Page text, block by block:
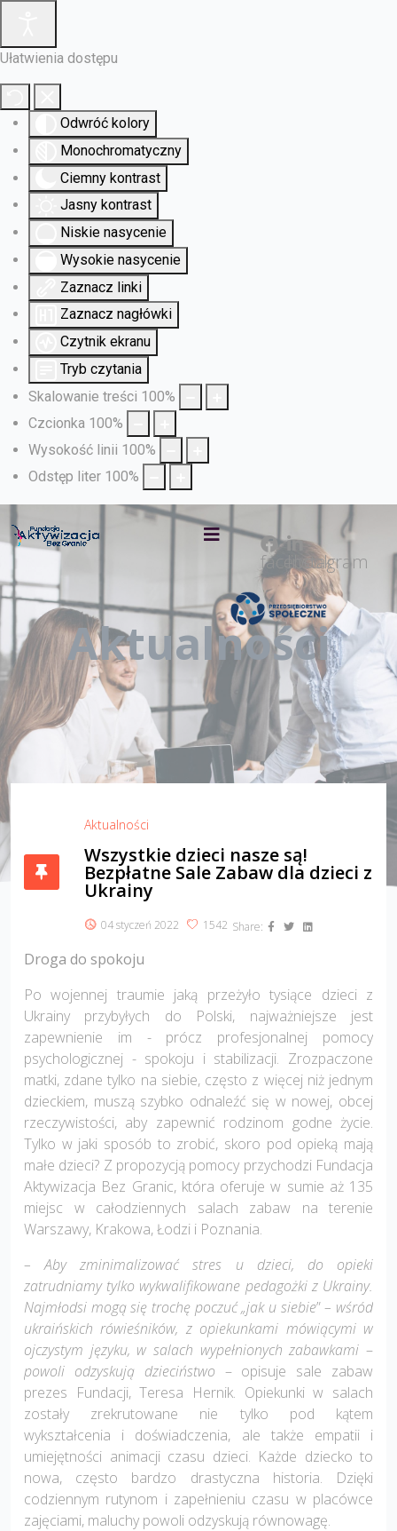
Ułatwienia dostępu
Odwróć kolory
Monochromatyczny
Ciemny kontrast
Jasny kontrast
Niskie nasycenie
Wysokie nasycenie
Zaznacz linki
Zaznacz nagłówki
Czytnik ekranu
Tryb czytania
Skalowanie treści 100%
Czcionka 100%
Wysokość linii 100%
Odstęp liter 100%
facebook
Instagram
Aktualności
Aktualności
Wszystkie dzieci nasze są!
Bezpłatne Sale Zabaw dla dzieci z
Ukrainy
04 styczeń 2022 1542 Share:
Droga do spokoju
Po wojennej traumie jaką przeżyło tysiące dzieci z
Ukrainy przybyłych do Polski, najważniejsze jest
zapewnienie im - prócz profesjonalnej pomocy
psychologicznej - spokoju i stabilizacji. Zrozpaczone
matki, zdane tylko na siebie, często z więcej niż jednym
dzieckiem, muszą szybko odnaleźć się w nowej, obcej
rzeczywistości, aby zapewnić rodzinom godne życie.
Tylko w jaki sposób to zrobić, skoro pod opieką mają
małe dzieci? Z propozycją pomocy przychodzi Fundacja
Aktywizacja Bez Granic, która oferuje w sumie aż 135
miejsc w całodziennych salach zabaw na terenie
Warszawy, Krakowa, Łodzi i Poznania.
– Aby zminimalizować stres u dzieci, do opieki
zatrudniamy tylko wykwalifikowane pedagożki z Ukrainy.
Najmłodsi mogą się trochę poczuć „jak u siebie”– wśród
ukraińskich rówieśników, z opiekunkami mówiącymi w
ojczystym języku, w salach wypełnionych zabawkami –
powoli odzyskują dzieciństwo – opisuje sale zabaw
prezes Fundacji, Teresa Hernik. Opiekunki w salach
zostały zrekrutowane nie tylko pod kątem
wykształcenia i doświadczenia, ale także empatii i
umiejętności animacji czasu dzieci. Każde dziecko to
nowa, często bardzo drastyczna historia. Dzięki
codziennym rutynom i zapełnieniu czasu w placówce
zajęciami, maluchy powoli odzyskują równowagę.